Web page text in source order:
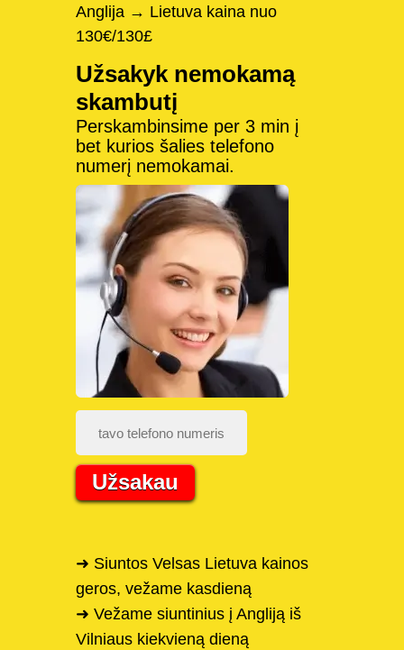
Anglija → Lietuva kaina nuo
130€/130£
Užsakyk nemokamą
skambutį
Perskambinsime per 3 min į
bet kurios šalies telefono
numerį nemokamai.
Užsakau
➜ Siuntos Velsas Lietuva kainos
geros, vežame kasdieną
➜ Vežame siuntinius į Angliją iš
Vilniaus kiekvieną dieną